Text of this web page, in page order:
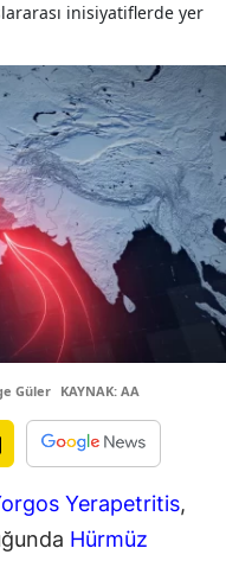
inisiyatiflerde yer
Güler KAYNAK: AA
Yerapetritis,
Hürmüz